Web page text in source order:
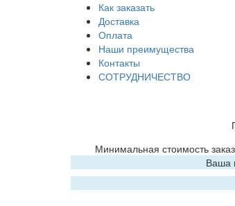
Как заказать
Доставка
Оплата
Наши преимущества
Контакты
СОТРУДНИЧЕСТВО
Минимальная стоимость
Ваша